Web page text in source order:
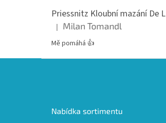
Hodnocení produktu je 5 z 5 hvězdiček.
| Milan Tomandl
Mě pomáhá 👍
Nabídka sortimentu